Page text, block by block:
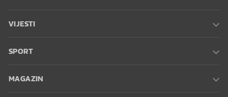
VIJESTI
SPORT
MAGAZIN